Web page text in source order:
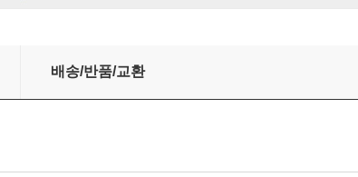
Concertos)(CD) - Stefano Bagliano
배송/반품/교환